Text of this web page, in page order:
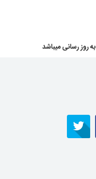
روز رسانی میباشد